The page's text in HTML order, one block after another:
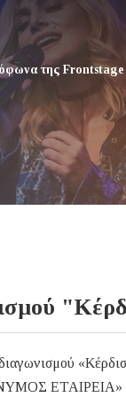
της Frontstage
ΕΤΑΙΡΕΙΑ» και